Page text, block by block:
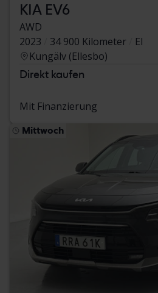
KIA EV6
AWD
2023
34 900 Kilometer
El
Kungälv (Ellesbo)
Direkt kaufen
Mit Finanzierung
Mittwoch